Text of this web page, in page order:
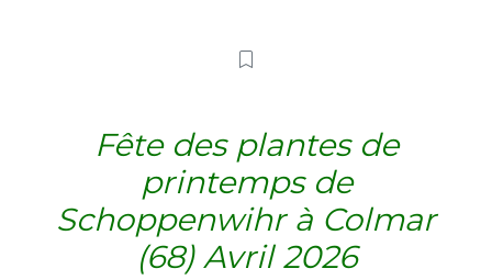
Fête des plantes de
printemps de
Schoppenwihr à Colmar
(68) Avril 2026